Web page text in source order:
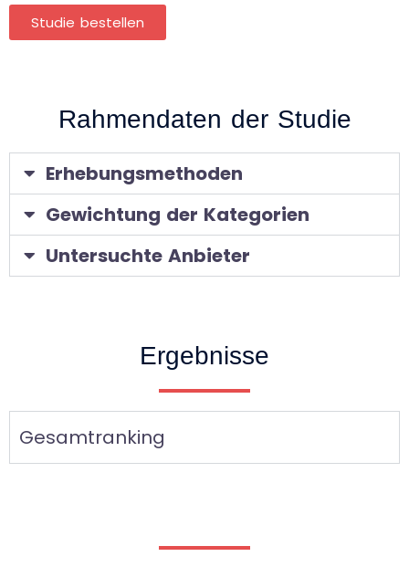
Studie bestellen
Rahmendaten der Studie
Erhebungsmethoden
Gewichtung der Kategorien
Untersuchte Anbieter
Ergebnisse
Gesamtranking